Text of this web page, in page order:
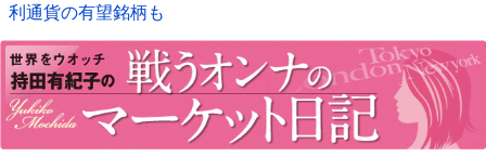
利通貨の有望銘柄も